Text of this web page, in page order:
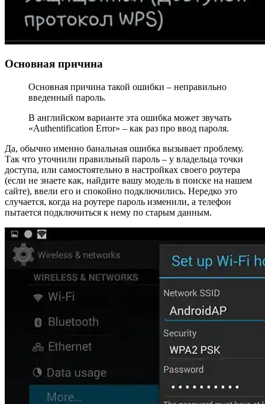
Основная причина
Основная причина такой ошибки – неправильно
введенный пароль.
В английском варианте эта ошибка может звучать
«Authentification Error» – как раз про ввод пароля.
Да, обычно именно банальная ошибка вызывает проблему.
Так что уточнили правильный пароль – у владельца точки
доступа, или самостоятельно в настройках своего роутера
(если не знаете как, найдите вашу модель в поиске на нашем
сайте), ввели его и спокойно подключились. Нередко это
случается, когда на роутере пароль изменили, а телефон
пытается подключиться к нему по старым данным.